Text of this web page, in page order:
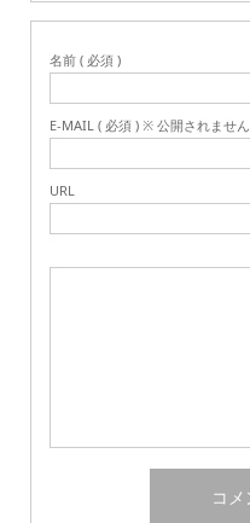
名前 ( 必須 )
E-MAIL ( 必須 ) ※ 公開されません
URL